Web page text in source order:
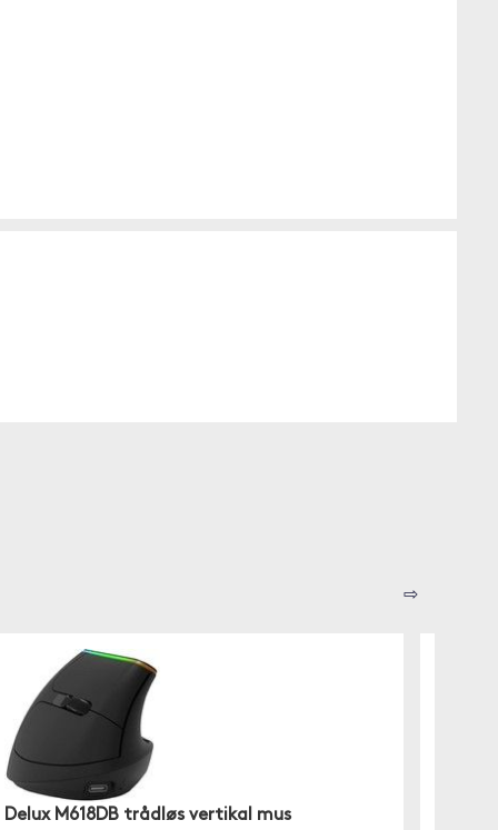
⇨
Delux M618DB trådløs vertikal mus